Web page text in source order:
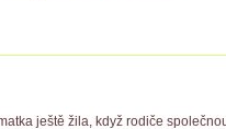
ještě žila, když rodiče